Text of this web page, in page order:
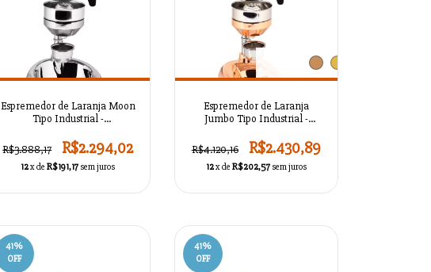
Espremedor de Laranja Moon
Tipo Industrial -
R$3.888,17
R$2.294,02
12x deR$191,17 sem juros
Espremedor de Laranja
Jumbo Tipo Industrial -
R$4.120,16
R$2.430,89
12x de R$202,57 sem juros
41%
OFF
41%
OFF